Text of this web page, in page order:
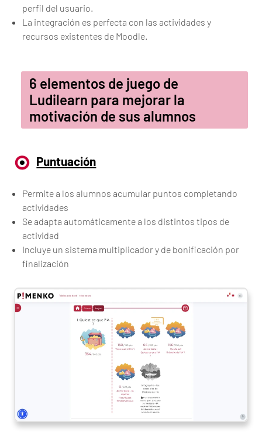
perfil del usuario.
La integración es perfecta con las actividades y
recursos existentes de Moodle.
6 elementos de juego de
Ludilearn para mejorar la
motivación de sus alumnos
Puntuación
Permite a los alumnos acumular puntos completando
actividades
Se adapta automáticamente a los distintos tipos de
actividad
Incluye un sistema multiplicador y de bonificación por
finalización